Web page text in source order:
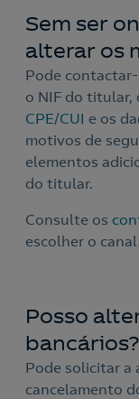
Nós ligamos!
Sem ser
alterar os
Pode
o NIF do titular,
CPE/CUI e os
motivos de
elementos
do titular.
Consulte os
escolher o
Posso
bancários?
Pode solicitar a
cancelamento